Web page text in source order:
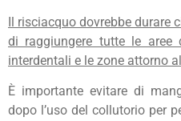
Il risciacquo dovrebbe durare
di raggiungere tutte le
interdentali e le zone attorno
È importante evitare di
dopo l’uso del collutorio per